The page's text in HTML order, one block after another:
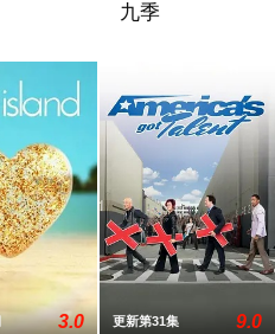
九季
3.0 更新第31集 9.0